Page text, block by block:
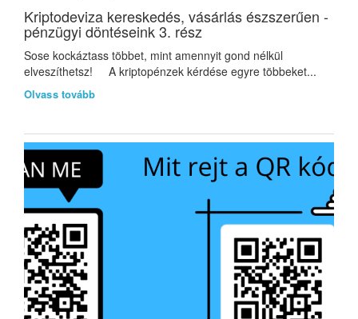
Kriptodeviza kereskedés, vásárlás észszerűen -
pénzügyi döntéseink 3. rész
Sose kockáztass többet, mint amennyit gond nélkül
elveszíthetsz! A kriptopénzek kérdése egyre többeket...
Olvass tovább